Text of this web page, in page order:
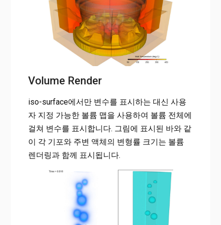
Volume Render
iso-surface에서만 변수를 표시하는 대신 사용
자 지정 가능한 볼륨 맵을 사용하여 볼륨 전체에
걸쳐 변수를 표시합니다. 그림에 표시된 바와 같
이 각 기포와 주변 액체의 변형률 크기는 볼륨
렌더링과 함께 표시됩니다.